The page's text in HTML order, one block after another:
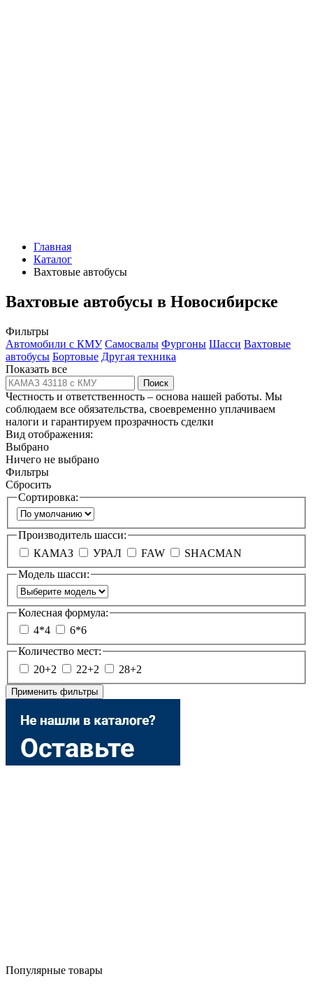
Главная
Каталог
Вахтовые автобусы
Вахтовые автобусы в Новосибирске
Фильтры
Автомобили с КМУ Самосвалы Фургоны Шасси Вахтовые
автобусы Бортовые Другая техника
Показать все
Поиск
Честность и ответственность – основа нашей работы. Мы
соблюдаем все обязательства, своевременно уплачиваем
налоги и гарантируем прозрачность сделки
Вид отображения:
Выбрано
Ничего не выбрано
Фильтры
Сбросить
Сортировка:
Производитель шасси:
КАМАЗ
УРАЛ FAW
SHACMAN
Модель шасси:
Колесная формула:
4*4
6*6
Количество мест:
20+2
22+2 28+2
Применить фильтры
Популярные товары